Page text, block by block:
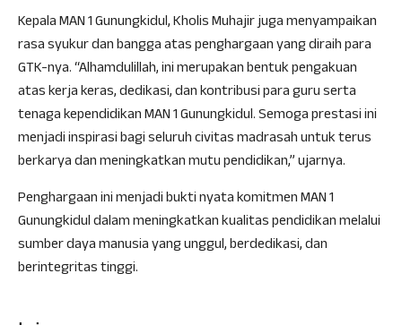
Kepala MAN 1 Gunungkidul, Kholis Muhajir juga menyampaikan
rasa syukur dan bangga atas penghargaan yang diraih para
GTK-nya. “Alhamdulillah, ini merupakan bentuk pengakuan
atas kerja keras, dedikasi, dan kontribusi para guru serta
tenaga kependidikan MAN 1 Gunungkidul. Semoga prestasi ini
menjadi inspirasi bagi seluruh civitas madrasah untuk terus
berkarya dan meningkatkan mutu pendidikan,” ujarnya.
Penghargaan ini menjadi bukti nyata komitmen MAN 1
Gunungkidul dalam meningkatkan kualitas pendidikan melalui
sumber daya manusia yang unggul, berdedikasi, dan
berintegritas tinggi.